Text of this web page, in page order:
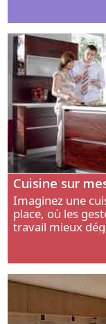
Cuisine sur
Imaginez une
place, où les
travail mieux
aménagement